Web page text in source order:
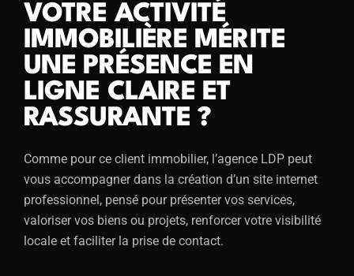
VOTRE ACTIVITÉ
IMMOBILIÈRE MÉRITE
UNE PRÉSENCE EN
LIGNE CLAIRE ET
RASSURANTE ?
Comme pour ce client immobilier, l’agence LDP peut
vous accompagner dans la création d’un site internet
professionnel, pensé pour présenter vos services,
valoriser vos biens ou projets, renforcer votre visibilité
locale et faciliter la prise de contact.